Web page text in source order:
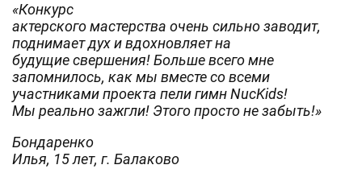
«Конкурс
актерского мастерства очень сильно заводит,
поднимает дух и вдохновляет на
будущие свершения! Больше всего мне
запомнилось, как мы вместе со всеми
участниками проекта пели гимнNucKids!
Мы реально зажгли! Этого просто не забыть!»
Бондаренко
Илья, 15 лет, г. Балаково